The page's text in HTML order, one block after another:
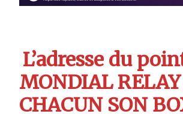
L’adresse du
MONDIAL
CHACUN SON